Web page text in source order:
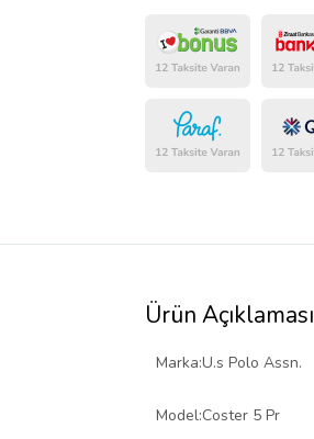
Ürün Açıklaması
Marka:U.s Polo Assn.
Model:Coster 5 Pr